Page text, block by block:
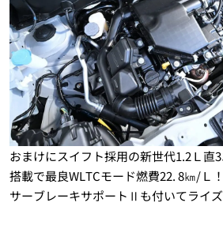
おまけにスイフト採用の新世代1.2Ｌ直
搭載で最良WLTCモード燃費22. 8㎞/Ｌ
サーブレーキサポートⅡも付いてライズ